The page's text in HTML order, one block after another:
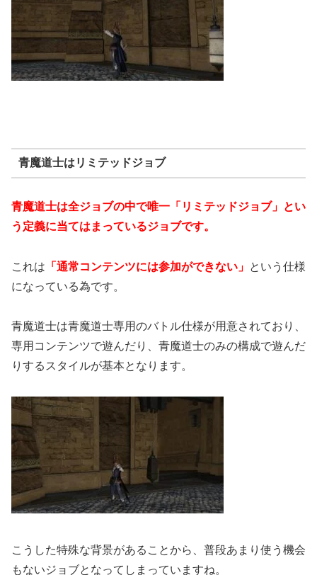
青魔道士はリミテッドジョブ
青魔道士は全ジョブの中で唯一「リミテッドジョブ」とい
う定義に当てはまっているジョブです。
これは 「通常コンテンツには参加ができない」 という仕様
になっている為です。
青魔道士は青魔道士専用のバトル仕様が用意されており、
専用コンテンツで遊んだり、青魔道士のみの構成で遊んだ
りするスタイルが基本となります。
こうした特殊な背景があることから、普段あまり使う機会
もないジョブとなってしまっていますね。